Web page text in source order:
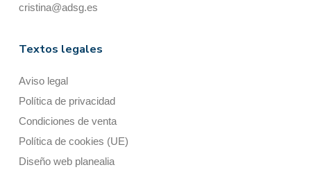
cristina@adsg.es
Textos legales
Aviso legal
Política de privacidad
Condiciones de venta
Política de cookies (UE)
Diseño web planealia